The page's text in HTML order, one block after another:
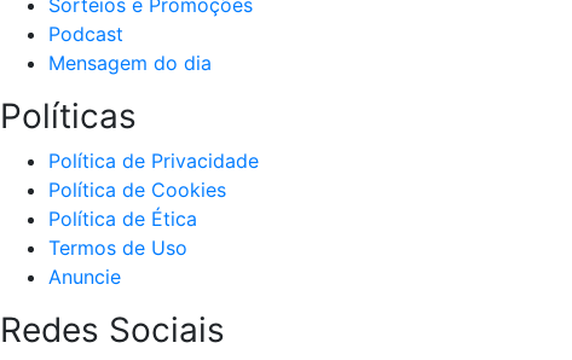
Sorteios e Promoções
Podcast
Mensagem do dia
Políticas
Política de Privacidade
Política de Cookies
Política de Ética
Termos de Uso
Anuncie
Redes Sociais